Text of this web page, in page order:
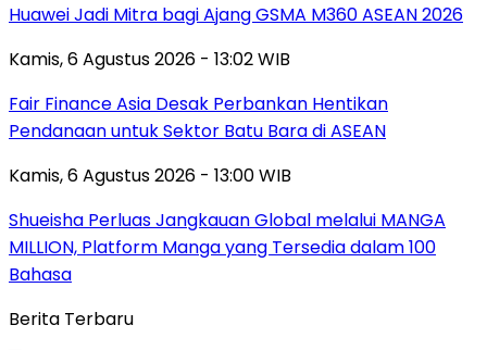
Huawei Jadi Mitra bagi Ajang GSMA M360 ASEAN 2026
Kamis, 6 Agustus 2026 - 13:02 WIB
Fair Finance Asia Desak Perbankan Hentikan
Pendanaan untuk Sektor Batu Bara di ASEAN
Kamis, 6 Agustus 2026 - 13:00 WIB
Shueisha Perluas Jangkauan Global melalui MANGA
MILLION, Platform Manga yang Tersedia dalam 100
Bahasa
Berita Terbaru